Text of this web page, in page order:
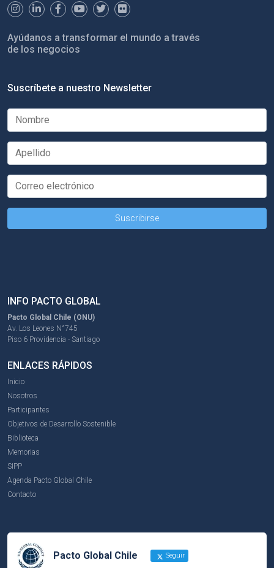
Ayúdanos a transformar el mundo a través
de los negocios
Suscríbete a nuestro Newsletter
INFO PACTO GLOBAL
Pacto Global Chile (ONU)
Av. Los Leones N°745
Piso 6 Providencia - Santiago
ENLACES RÁPIDOS
Inicio
Nosotros
Participantes
Objetivos de Desarrollo Sostenible
Biblioteca
Memorias
SIPP
Agenda Pacto Global Chile
Contacto
Pacto Global Chile Seguir